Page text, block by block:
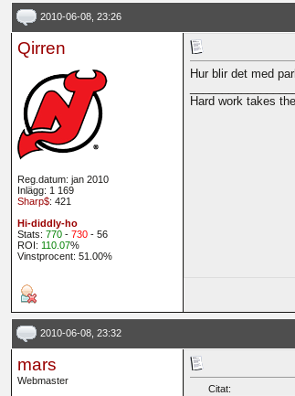
2010-06-08, 23:26
Qirren
Reg.datum: jan 2010
Inlägg: 1 169
Sharp$: 421
Hi-diddly-ho
Stats: 770- 730- 56
ROI: 110.07%
Vinstprocent: 51.00%
Hur blir det med
Hard work takes
2010-06-08, 23:32
mars
Webmaster
Citat: